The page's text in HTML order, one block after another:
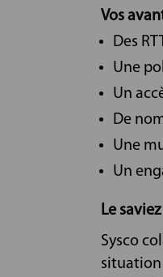
Vos
Des
Une
Un
De
Une
Un
Le
Sysco
situation